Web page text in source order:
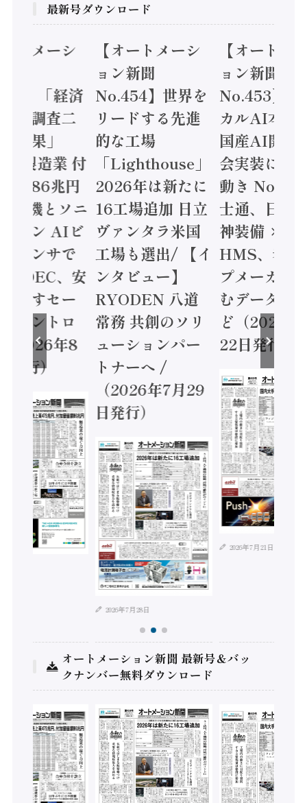
最新号ダウンロード
トメーシ
】「経済
態調査二
結果」
年製造業 付
額86兆円
電機とソニ
コン AIビ
センサで
/ IDEC、安
かすセー
コントロ
2026年8
発行）
【オートメーシ
ョン新聞
No.454】世界を
リードする先進
的な工場
「Lighthouse」
2026年は新たに
16工場追加 日立
ヴァンタラ米国
工場も選出/ 【イ
ンタビュー】
RYODEN 八道
常務 共創のソリ
ューションパー
トナーへ /
（2026年7月29
日発行）
2026年7月28日
【オートメ
ョン新聞
No.453】フ
カルAI本格
国産AI開発
会実装に活
動き
士通、日立
神装備 ×
HMS、老舗
プメーカー
むデータ活
ど（2026年
22日発行）
2026年7月21日
オートメーション新聞 最新号＆バッ
クナンバー無料ダウンロード